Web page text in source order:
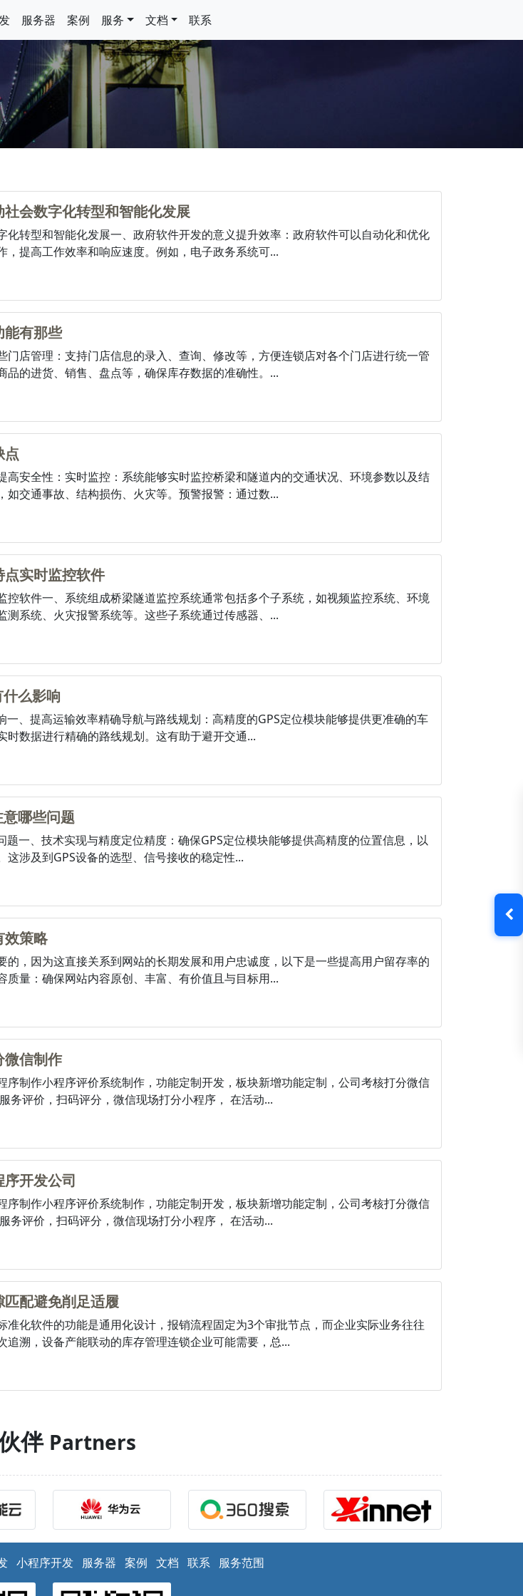
服务器 案例 服务 文档 联系
会数字化转型和智能化发展
转型和智能化发展一、政府软件开发的意义提升效率：政府软件可以自动化和优化
提高工作效率和响应速度。例如，电子政务系统可...
能有那些
店管理：支持门店信息的录入、查询、修改等，方便连锁店对各个门店进行统一管
的进货、销售、盘点等，确保库存数据的准确性。...
点
安全性：实时监控：系统能够实时监控桥梁和隧道内的交通状况、环境参数以及结
交通事故、结构损伤、火灾等。预警报警：通过数...
实时监控软件
软件一、系统组成桥梁隧道监控系统通常包括多个子系统，如视频监控系统、环境
系统、火灾报警系统等。这些子系统通过传感器、...
么影响
一、提高运输效率精确导航与路线规划：高精度的GPS定位模块能够提供更准确的车
数据进行精确的路线规划。这有助于避开交通...
哪些问题
一、技术实现与精度定位精度：确保GPS定位模块能够提供高精度的位置信息，以
涉及到GPS设备的选型、信号接收的稳定性...
效策略
，因为这直接关系到网站的长期发展和用户忠诚度，以下是一些提高用户留存率的
量：确保网站内容原创、丰富、有价值且与目标用...
微信制作
制作小程序评价系统制作，功能定制开发，板块新增功能定制，公司考核打分微信
务评价，扫码评分，微信现场打分小程序， 在活动...
开发公司
制作小程序评价系统制作，功能定制开发，板块新增功能定制，公司考核打分微信
务评价，扫码评分，微信现场打分小程序， 在活动...
配避免削足适履
化软件的功能是通用化设计，报销流程固定为3个审批节点，而企业实际业务往往
溯，设备产能联动的库存管理连锁企业可能需要，总...
伴 Partners
小程序开发 服务器 案例 文档 联系 服务范围